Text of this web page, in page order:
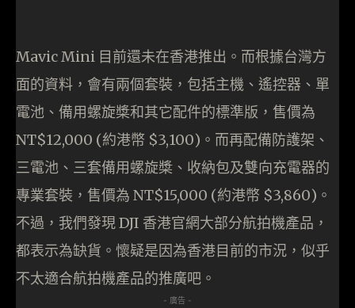
Mavic Mini 目前還未在香港推出。而根據台灣方
面的資料，會有兩個套裝，包括主機、遙控器、單
電池、備用螺旋槳和其它配件的標準版，售價為
NT$12,000 (約港幣 $3,100)。而再配備防護架、
三電池、三套備用螺旋槳、收納包及雙向充電器的
專業套裝，售價為 NT$15,000 (約港幣 $3,860)。
不過，我們發現 DJI 香港官網大部分航拍機產品，
都表示為缺貨。懷疑是因為香港目前的市況，似乎
不太適合航拍機產品的推廣吧。
- 廣告 -